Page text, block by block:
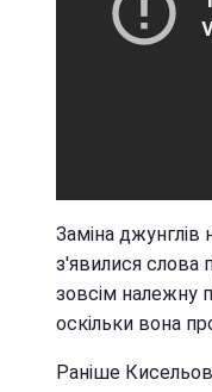
Заміна джунглів
з'явилися слова
зовсім належну
оскільки вона
Раніше Кисельов